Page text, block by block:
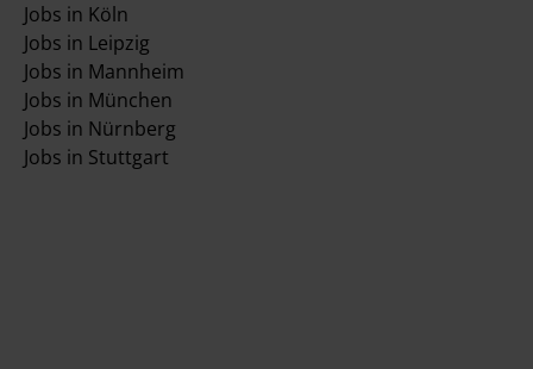
Jobs in Köln
Jobs in Leipzig
Jobs in Mannheim
Jobs in München
Jobs in Nürnberg
Jobs in Stuttgart